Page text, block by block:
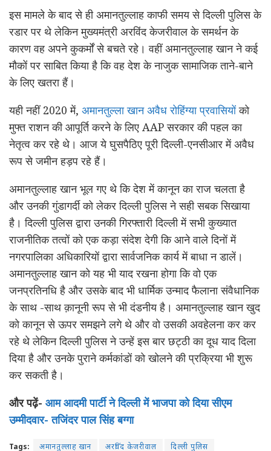
इस मामले के बाद से ही अमानतुल्लाह काफी समय से दिल्ली पुलिस के
रडार पर थे लेकिन मुख्यमंत्री अरविंद केजरीवाल के समर्थन के
कारण वह अपने कुकर्मों से बचते रहे। वहीं अमानतुल्लाह खान ने कई
मौकों पर साबित किया है कि वह देश के नाजुक सामाजिक ताने-बाने
के लिए खतरा हैं।
यही नहीं 2020 में, अमानतुल्ला खान अवैध रोहिंग्या प्रवासियोंको
मुफ्त राशन की आपूर्ति करने के लिए AAP सरकार की पहल का
नेतृत्व कर रहे थे। आज ये घुसपैठिए पूरी दिल्ली-एनसीआर में अवैध
रूप से जमीन हड़प रहे हैं।
अमानतुल्लाह खान भूल गए थे कि देश में कानून का राज चलता है
और उनकी गुंडागर्दी को लेकर दिल्ली पुलिस ने सही सबक सिखाया
है। दिल्ली पुलिस द्वारा उनकी गिरफ्तारी दिल्ली में सभी कुख्यात
राजनीतिक तत्वों को एक कड़ा संदेश देगी कि आने वाले दिनों में
नगरपालिका अधिकारियों द्वारा सार्वजनिक कार्य में बाधा न डालें।
अमानतुल्लाह खान को यह भी याद रखना होगा कि वो एक
जनप्रतिनधि है और उसके बाद भी धार्मिक उन्माद फैलाना संवैधानिक
के साथ -साथ क़ानूनी रूप से भी दंडनीय है। अमानतुल्लाह खान खुद
को कानून से ऊपर समझने लगे थे और वो उसकी अवहेलना कर कर
रहे थे लेकिन दिल्ली पुलिस ने उन्हें इस बार छट्ठी का दूध याद दिला
दिया है और उनके पुराने कर्मकांडों को खोलने की प्रक्रिया भी शुरू
कर सकती है।
और पढ़ें- आम आदमी पार्टी ने दिल्ली में भाजपा को दिया सीएम
उम्मीदवार- तजिंदर पाल सिंह बग्गा
Tags: अमानतुल्लाह खान अरविंद केजरीवाल
दिल्ली पुलिस